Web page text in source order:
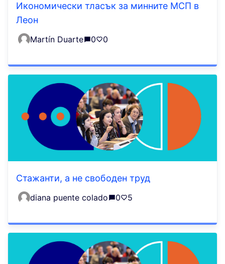
Икономически тласък за минните МСП в
Леон
Martín Duarte 0 0
Стажанти, а не свободен труд
diana puente colado 0 5